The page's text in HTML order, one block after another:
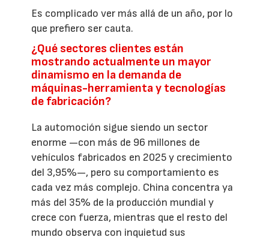
Es complicado ver más allá de un año, por lo
que prefiero ser cauta.
¿Qué sectores clientes están
mostrando actualmente un mayor
dinamismo en la demanda de
máquinas-herramienta y tecnologías
de fabricación?
La automoción sigue siendo un sector
enorme —con más de 96 millones de
vehículos fabricados en 2025 y crecimiento
del 3,95%—, pero su comportamiento es
cada vez más complejo. China concentra ya
más del 35% de la producción mundial y
crece con fuerza, mientras que el resto del
mundo observa con inquietud sus